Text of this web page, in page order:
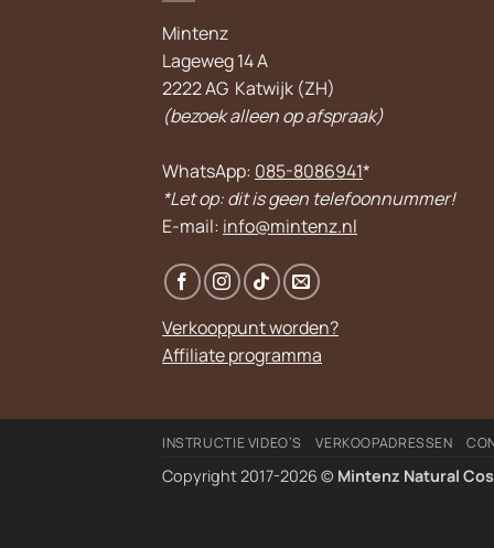
Mintenz
Lageweg 14 A
2222 AG Katwijk (ZH)
(bezoek alleen op afspraak)
WhatsApp: 085-8086941*
*Let op: dit is geen telefoonnummer!
E-mail: info@mintenz.nl
Verkooppunt worden?
Affiliate programma
INSTRUCTIE VIDEO’S VERKOOPADRESSEN
Copyright 2017-2026 © Mintenz Natural